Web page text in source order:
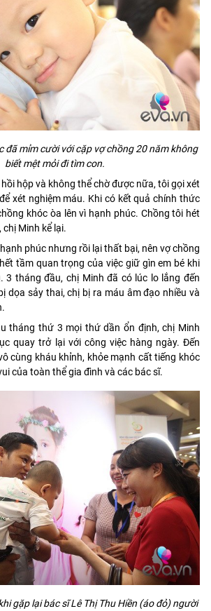
đã mỉm cười với cặp vợ chồng 20 năm không
biết mệt mỏi đi tìm con.
hộp và không thể chờ được nữa, tôi gọi xét
xét nghiệm máu. Khi có kết quả chính thức
khóc òa lên vì hạnh phúc. Chồng tôi hét
chị Minh kể lại.
phúc nhưng rồi lại thất bại, nên vợ chồng
tầm quan trọng của việc giữ gìn em bé khi
3 tháng đầu, chị Minh đã có lúc lo lắng đến
dọa sảy thai, chị bị ra máu âm đạo nhiều và
tháng thứ 3 mọi thứ dần ổn định, chị Minh
quay trở lại với công việc hàng ngày. Đến
cùng kháu khỉnh, khỏe mạnh cất tiếng khóc
của toàn thể gia đình và các bác sĩ.
gặp lại bác sĩ Lê Thị Thu Hiền (áo đỏ) người